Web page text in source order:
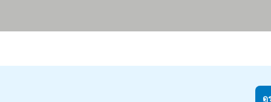
ดู